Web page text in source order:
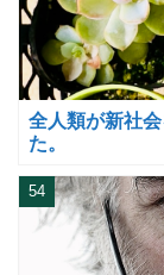
全人類が新社
た。
54